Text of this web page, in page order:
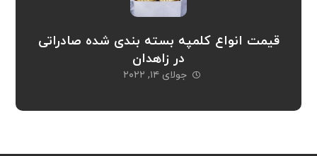
قیمت انواع کلمپه بسته بندی شده صادراتی
در زاهدان
جولای ۱۴, ۲۰۲۲